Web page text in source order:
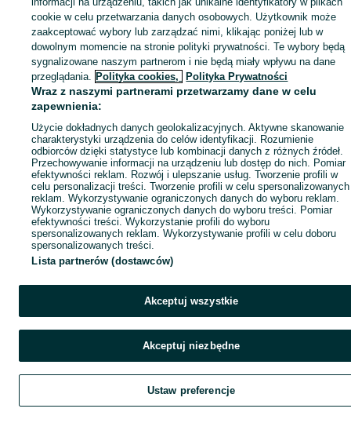
Szukaj Obserwujesz Dodaj Czat
cookie w celu przetwarzania danych osobowych. Użytkownik może
zaakceptować wybory lub zarządzać nimi, klikając poniżej lub w
dowolnym momencie na stronie polityki prywatności. Te wybory będą
sygnalizowane naszym partnerom i nie będą miały wpływu na dane
przeglądania. Polityka cookies, Polityka Prywatności
Wraz z naszymi partnerami przetwarzamy dane w celu
zapewnienia:
Użycie dokładnych danych geolokalizacyjnych. Aktywne skanowanie
charakterystyki urządzenia do celów identyfikacji. Rozumienie
odbiorców dzięki statystyce lub kombinacji danych z różnych źródeł.
Przechowywanie informacji na urządzeniu lub dostęp do nich. Pomiar
efektywności reklam. Rozwój i ulepszanie usług. Tworzenie profili w
celu personalizacji treści. Tworzenie profili w celu spersonalizowanych
reklam. Wykorzystywanie ograniczonych danych do wyboru reklam.
Wykorzystywanie ograniczonych danych do wyboru treści. Pomiar
efektywności treści. Wykorzystanie profili do wyboru
spersonalizowanych reklam. Wykorzystywanie profili w celu doboru
spersonalizowanych treści.
Lista partnerów (dostawców)
Akceptuj wszystkie
Akceptuj niezbędne
Ustaw preferencje